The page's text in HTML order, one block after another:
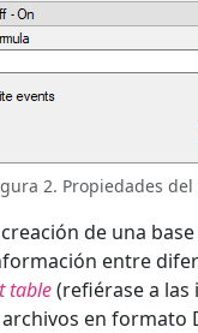
2. Propiedades
de una
entre
table(refiérase a las
en formato